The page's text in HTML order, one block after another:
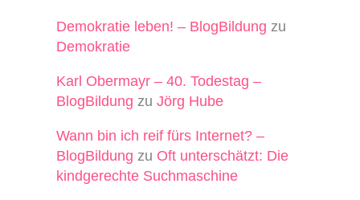
Demokratie leben! – BlogBildung zu
Demokratie
Karl Obermayr – 40. Todestag –
BlogBildung zu Jörg Hube
Wann bin ich reif fürs Internet? –
BlogBildung zu Oft unterschätzt: Die
kindgerechte Suchmaschine